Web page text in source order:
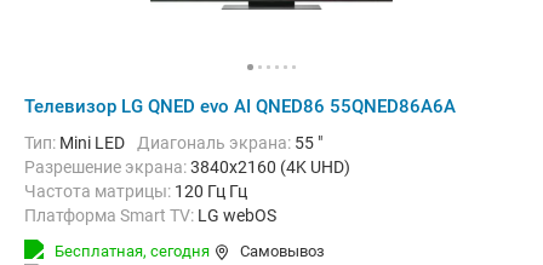
Телевизор LG QNED evo AI QNED86 55QNED86A6A
Тип: Mini LED Диагональ экрана: 55 "
Разрешение экрана:3840x2160 (4K UHD)
Частота матрицы: 120 Гц Гц
Платформа Smart TV: LG webOS
Беспроводные интерфейсы:
Бесплатная, сегодня
Самовывоз